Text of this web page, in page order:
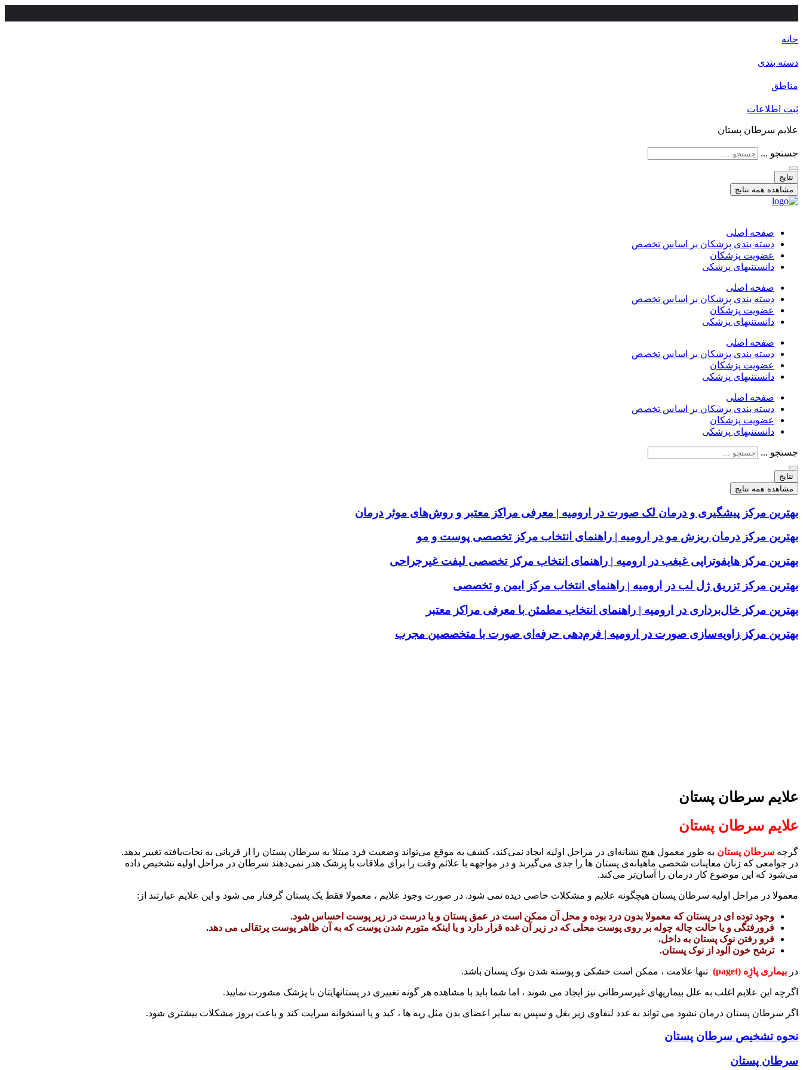
خانه
دسته بندی
مناطق
ثبت اطلاعات
علایم سرطان پستان
جستجو ...
نتایج
مشاهده همه نتایج
صفحه اصلی
دسته بندی پزشکان بر اساس تخصص
عضویت پزشکان
دانستنیهای پزشکی
صفحه اصلی
دسته بندی پزشکان بر اساس تخصص
عضویت پزشکان
دانستنیهای پزشکی
صفحه اصلی
دسته بندی پزشکان بر اساس تخصص
عضویت پزشکان
دانستنیهای پزشکی
صفحه اصلی
دسته بندی پزشکان بر اساس تخصص
عضویت پزشکان
دانستنیهای پزشکی
جستجو ...
نتایج
مشاهده همه نتایج
بهترین مرکز پیشگیری و درمان لک صورت در ارومیه | معرفی مراکز معتبر و روش‌های موثر درمان
بهترین مرکز درمان ریزش مو در ارومیه | راهنمای انتخاب مرکز تخصصی پوست و مو
بهترین مرکز هایفوتراپی غبغب در ارومیه | راهنمای انتخاب مرکز تخصصی لیفت غیرجراحی
بهترین مرکز تزریق ژل لب در ارومیه | راهنمای انتخاب مرکز ایمن و تخصصی
بهترین مرکز خال‌برداری در ارومیه | راهنمای انتخاب مطمئن با معرفی مراکز معتبر
بهترین مرکز زاویه‌سازی صورت در ارومیه | فرم‌دهی حرفه‌ای صورت با متخصصین مجرب
علایم سرطان پستان
علایم سرطان پستان
گرچه سرطان پستان به طور معمول هیچ نشانه‌ای در مراحل اولیه ایجاد نمی‌کند، کشف به موقع می‌تواند وضعیت فرد مبتلا به سرطان پستان را از قربانی به نجات‌یافته تغییر بدهد.
در جوامعی که زنان معاینات شخصی ماهیانه‌ی پستان ها را جدی می‌گیرند و در مواجهه با علائم وقت را برای ملاقات با پزشک هدر نمی‌دهند سرطان در مراحل اولیه تشخیص داده
می‌شود که این موضوع کار درمان را آسان‌تر می‌کند.
معمولا در مراحل اولیه سرطان پستان هیچگونه علایم و مشکلات خاصی دیده نمی شود. در صورت وجود علایم ، معمولا فقط یک پستان گرفتار می شود و این علایم عبارتند از:
وجود توده ای در پستان که معمولا بدون درد بوده و محل آن ممکن است در عمق پستان و یا درست در زیر پوست احساس شود.
فرورفتگی و یا حالت چاله چوله بر روی پوست محلی که در زیر آن غده قرار دارد و یا اینکه متورم شدن پوست که به آن ظاهر پوست پرتقالی می دهد.
فرو رفتن نوک پستان به داخل.
ترشح خون آلود از نوک پستان.
در بیماری پاژِه (paget) تنها علامت ، ممکن است خشکی و پوسته شدن نوک پستان باشد.
اگرچه این علایم اغلب به علل بیماریهای غیرسرطانی نیز ایجاد می شوند ، اما شما باید با مشاهده هر گونه تغییری در پستانهایتان با پزشک مشورت نمایید.
اگر سرطان پستان درمان نشود می تواند به غدد لنفاوی زیر بغل و سپس به سایر اعضای بدن مثل ریه ها ، کبد و یا استخوانه سرایت کند و باعث بروز مشکلات بیشتری شود.
نحوه تشخیص سرطان پستان
سرطان پستان